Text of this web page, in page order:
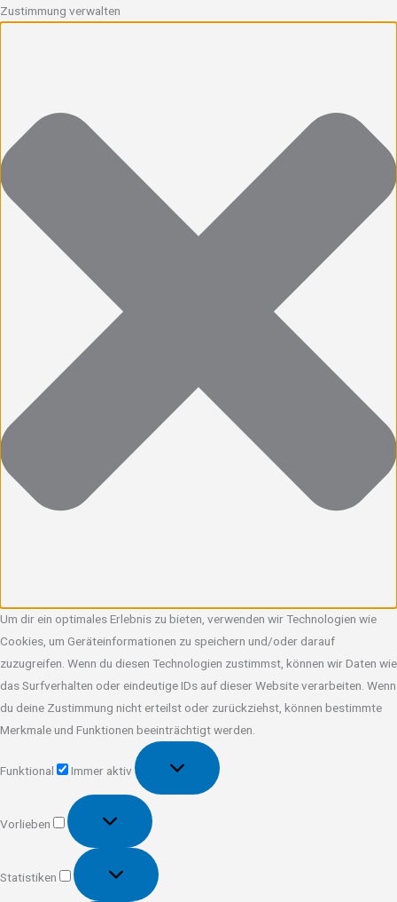
Zustimmung verwalten
Um dir ein optimales Erlebnis zu bieten, verwenden wir Technologien wie
Cookies, um Geräteinformationen zu speichern und/oder darauf
zuzugreifen. Wenn du diesen Technologien zustimmst, können wir Daten wie
das Surfverhalten oder eindeutige IDs auf dieser Website verarbeiten. Wenn
du deine Zustimmung nicht erteilst oder zurückziehst, können bestimmte
Merkmale und Funktionen beeinträchtigt werden.
Funktional
Immer aktiv
Vorlieben
Vorlieben
Statistiken
Statistiken